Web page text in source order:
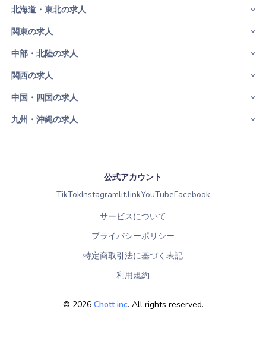
北海道・東北の求人
関東の求人
中部・北陸の求人
関西の求人
中国・四国の求人
九州・沖縄の求人
公式アカウント
TikTokInstagramlit.linkYouTubeFacebook
サービスについて
プライバシーポリシー
特定商取引法に基づく表記
利用規約
© 2026 Chott inc. All rights reserved.